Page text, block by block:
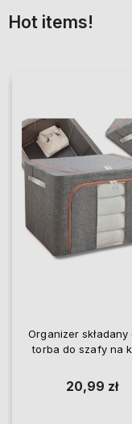
Hot items!
Organizer składany
torba do szafy na
20,99 zł